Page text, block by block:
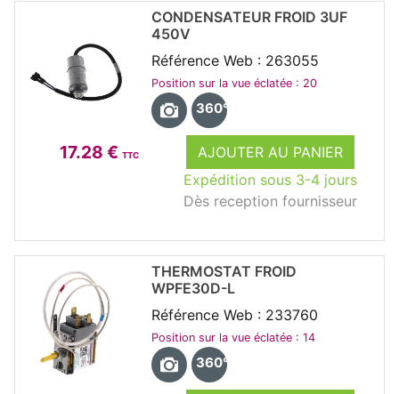
17.28 € TTC
AJOUTER AU PANIER
Expédition sous 3-4 jours
Dès reception fournisseur
CONDENSATEUR FROID 3UF
450V
Référence Web : 263055
Position sur la vue éclatée : 20
360°
THERMOSTAT FROID
WPFE30D-L
Référence Web : 233760
Position sur la vue éclatée : 14
360°